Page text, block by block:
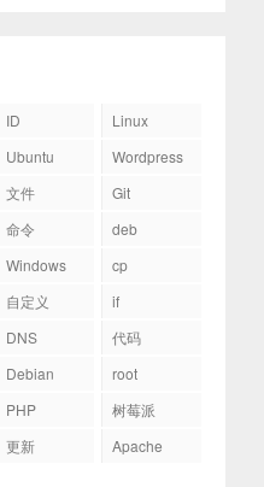
ID
Linux
Ubuntu
Wordpress
文件
Git
命令
deb
Windows
cp
自定义
if
DNS
代码
Debian
root
PHP
树莓派
更新 Apache